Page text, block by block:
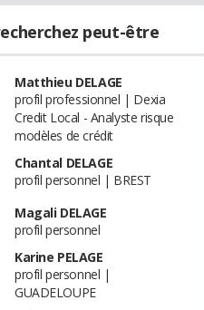
peut-être
Matthieu DELAGE
profil professionnel | Dexia
Credit Local - Analyste risque
modèles de crédit
Chantal DELAGE
profil personnel | BREST
Magali DELAGE
profil personnel
Karine PELAGE
profil personnel |
GUADELOUPE